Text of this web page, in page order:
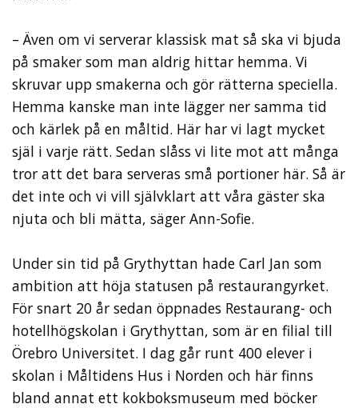
– Även om vi serverar klassisk mat så ska vi bjuda
på smaker som man aldrig hittar hemma. Vi
skruvar upp smakerna och gör rätterna speciella.
Hemma kanske man inte lägger ner samma tid
och kärlek på en måltid. Här har vi lagt mycket
själ i varje rätt. Sedan slåss vi lite mot att många
tror att det bara serveras små portioner här. Så är
det inte och vi vill självklart att våra gäster ska
njuta och bli mätta, säger Ann-Sofie.
Under sin tid på Grythyttan hade Carl Jan som
ambition att höja statusen på restaurangyrket.
För snart 20 år sedan öppnades Restaurang- och
hotellhögskolan i Grythyttan, som är en filial till
Örebro Universitet. I dag går runt 400 elever i
skolan i Måltidens Hus i Norden och här finns
bland annat ett kokboksmuseum med böcker